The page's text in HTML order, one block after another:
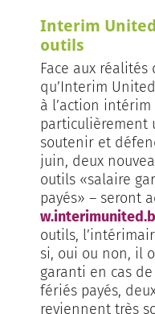
Interim
outils
Face aux
qu’Interim
à l’action intérim
particulièrement
soutenir et
juin, deux
outils «salaire
payés» – seront
outils,
si, oui ou non, il
garanti en cas
fériés payés,
reviennent très